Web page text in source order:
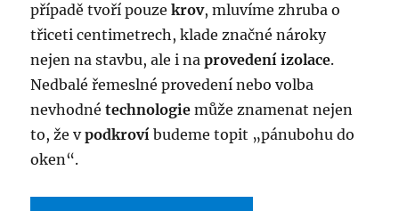
případě tvoří pouzekrov, mluvíme zhruba o
třiceti centimetrech, klade značné nároky
nejen na stavbu, ale i naprovedení izolace.
Nedbalé řemeslné provedení nebo volba
nevhodnétechnologie může znamenat nejen
to, že vpodkroví budeme topit „pánubohu do
oken“.